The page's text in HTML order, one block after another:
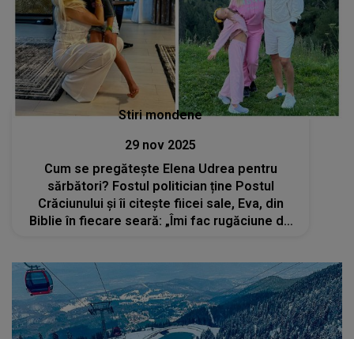
Stiri mondene
29 nov 2025
Cum se pregătește Elena Udrea pentru
sărbători? Fostul politician ține Postul
Crăciunului și îi citește fiicei sale, Eva, din
Biblie în fiecare seară: „Îmi fac rugăciune de